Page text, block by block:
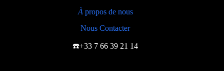
À propos de nous
Nous Contacter
☎️+33 7 66 39 21 14